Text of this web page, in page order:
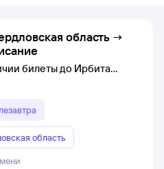
область →
билеты до Ирбита
область